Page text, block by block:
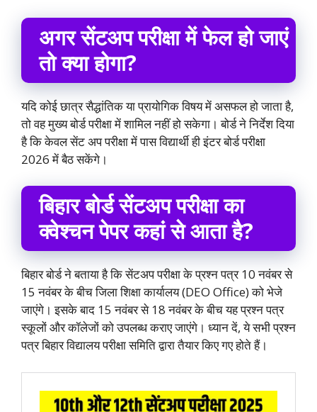
अगर सेंटअप परीक्षा में फेल हो जाएं
तो क्या होगा?
यदि कोई छात्र सैद्धांतिक या प्रायोगिक विषय में असफल हो जाता है,
तो वह मुख्य बोर्ड परीक्षा में शामिल नहीं हो सकेगा। बोर्ड ने निर्देश दिया
है कि केवल सेंट अप परीक्षा में पास विद्यार्थी ही इंटर बोर्ड परीक्षा
2026 में बैठ सकेंगे।
बिहार बोर्ड सेंटअप परीक्षा का
क्वेश्चन पेपर कहां से आता है?
बिहार बोर्ड ने बताया है कि सेंटअप परीक्षा के प्रश्न पत्र 10 नवंबर से
15 नवंबर के बीच जिला शिक्षा कार्यालय (DEO Office) को भेजे
जाएंगे। इसके बाद 15 नवंबर से 18 नवंबर के बीच यह प्रश्न पत्र
स्कूलों और कॉलेजों को उपलब्ध कराए जाएंगे। ध्यान दें, ये सभी प्रश्न
पत्र बिहार विद्यालय परीक्षा समिति द्वारा तैयार किए गए होते हैं।